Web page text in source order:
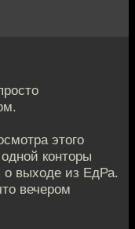
этого
конторы
о выходе из ЕдРа.
вечером